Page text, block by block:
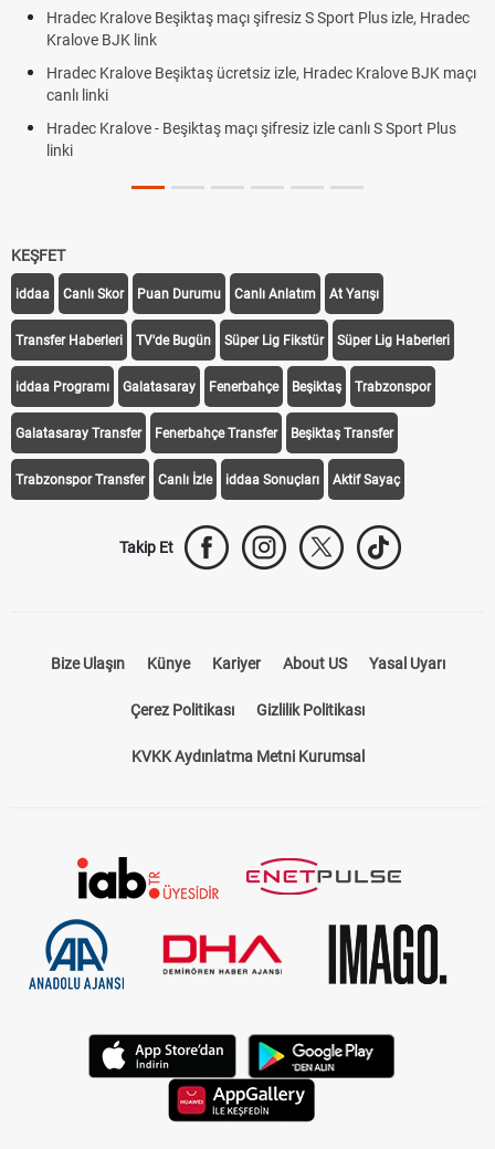
Hradec Kralove Beşiktaş maçı şifresiz S Sport Plus izle, Hradec
Kralove BJK link
Hradec Kralove Beşiktaş ücretsiz izle, Hradec Kralove BJK maçı
canlı linki
Hradec Kralove - Beşiktaş maçı şifresiz izle canlı S Sport Plus
linki
KEŞFET
iddaa Canlı Skor Puan Durumu Canlı Anlatım At Yarışı
Transfer Haberleri TV'de Bugün Süper Lig Fikstür Süper Lig Haberleri
iddaa Programı Galatasaray Fenerbahçe Beşiktaş Trabzonspor
Galatasaray Transfer Fenerbahçe Transfer Beşiktaş Transfer
Trabzonspor Transfer Canlı İzle iddaa Sonuçları Aktif Sayaç
Takip Et
Bize Ulaşın Künye Kariyer About US Yasal Uyarı
Çerez Politikası Gizlilik Politikası
KVKK Aydınlatma Metni Kurumsal